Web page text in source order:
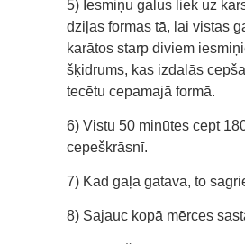
5) Iesmiņu galus liek uz
dziļas formas tā, lai vistas
karātos starp diviem
šķidrums, kas izdalās
tecētu cepamajā formā.
6) Vistu 50 minūtes cept
cepeškrāsnī.
7) Kad gaļa gatava, to
8) Sajauc kopā mērces